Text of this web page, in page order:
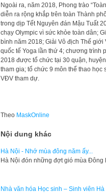
Ngoài ra, năm 2018, Phong trào
diễn ra rộng khắp trên toàn Thành
trong dịp Tết Nguyên đán Mậu Tuất
chạy Olympic vì sức khỏe toàn dân;
bình năm 2018; Giải Vô địch Thế
quốc tế Yoga lần thứ 4; chương trình
2018 được tổ chức tại 30 quận,
tham gia; tổ chức 9 môn thể thao
VĐV tham dự.
Theo MaskOnline
Nội dung khác
Hà Nội - Nhớ mùa đông năm ấy...
Hà Nội đón những đợt gió mùa
Nhà văn hóa Học sinh – Sinh viên